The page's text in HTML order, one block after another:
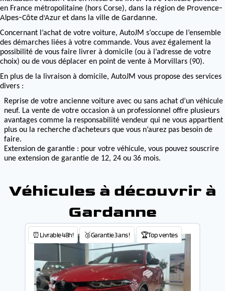
en France métropolitaine (hors Corse), dans la région de Provence-
Alpes-Côte d'Azuret dans la ville de Gardanne.
Concernant l’achat de votre voiture, AutoJM s’occupe de l’ensemble
des démarches liées à votre commande. Vous avez également la
possibilité de vous faire livrer à domicile (ou à l’adresse de votre
choix) ou de vous déplacer en point de vente à Morvillars (90).
En plus de la livraison à domicile, AutoJM vous propose des services
divers :
Reprise de votre ancienne voiture avec ou sans achat d’un véhicule
neuf. La vente de votre occasion à un professionnel offre plusieurs
avantages comme la responsabilité vendeur qui ne vous appartient
plus ou la recherche d’acheteurs que vous n’aurez pas besoin de
faire.
Extension de garantie : pour votre véhicule, vous pouvez souscrire
une extension de garantie de 12, 24 ou 36 mois.
Véhicules à découvrir à
Gardanne
⏰Livrable 48h! 🥉Garantie 3 ans ! 🏆Top ventes